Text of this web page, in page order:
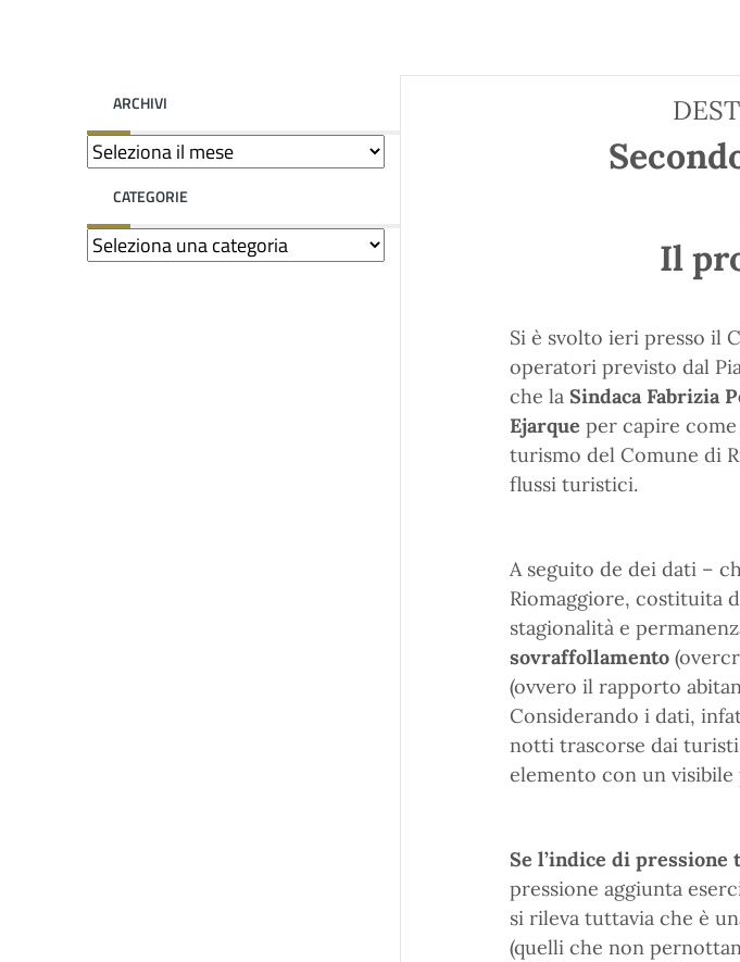
ARCHIVI
CATEGORIE
Il
Si è svolto ieri presso il
operatori previsto dal
che la Sindaca Fabrizia
Ejarque per capire
turismo del Comune di
flussi turistici.
A seguito de dei dati –
Riomaggiore, costituita
stagionalità e
sovraffollamento
(ovvero il rapporto
Considerando i dati,
notti trascorse dai
elemento con un
Se l’indice di pressione
pressione aggiunta
si rileva tuttavia che è
(quelli che non